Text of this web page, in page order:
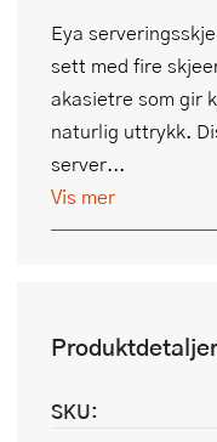
Eya
sett med fire
akasietre som gir
naturlig uttrykk.
server...
Vis mer
Produktdetaljer
SKU: